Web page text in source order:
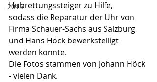
2015
Hubrettungssteiger zu Hilfe,
sodass die Reparatur der Uhr von
Firma Schauer-Sachs aus Salzburg
und Hans Höck bewerkstelligt
werden konnte.
Die Fotos stammen von Johann Höck
- vielen Dank.